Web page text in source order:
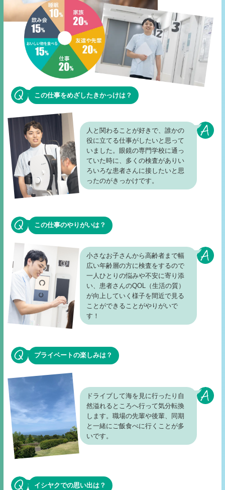
この仕事をめざしたきかっけは？
人と関わることが好きで、誰かの
役に立てる仕事がしたいと思って
いました。眼鏡の専門学校に通っ
ていた時に、多くの検査がありい
ろいろな患者さんに接したいと思
ったのがきっかけです。
この仕事のやりがいは？
小さなお子さんから高齢者まで幅
広い年齢層の方に検査をするので
一人ひとりの悩みや不安に寄り添
い、患者さんのQOL（生活の質）
が向上していく様子を間近で見る
ことができることがやりがいで
す！
プライベートの楽しみは？
ドライブして海を見に行ったり自
然溢れるところへ行って気分転換
します。職場の先輩や後輩、同期
と一緒にご飯食べに行くことが多
いです。
イシヤクでの思い出は？